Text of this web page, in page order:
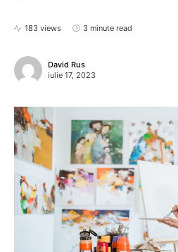
183 views 3 minute read
David Rus
iulie 17, 2023